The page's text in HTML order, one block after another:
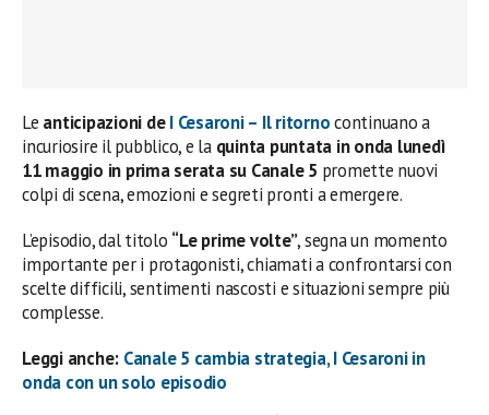
Le anticipazioni deI Cesaroni – Il ritornocontinuano a
incuriosire il pubblico, e la quinta puntata in onda lunedì
11 maggio in prima serata su Canale 5 promette nuovi
colpi di scena, emozioni e segreti pronti a emergere.
L’episodio, dal titolo “Le prime volte”, segna un momento
importante per i protagonisti, chiamati a confrontarsi con
scelte difficili, sentimenti nascosti e situazioni sempre più
complesse.
Leggi anche: Canale 5 cambia strategia, I Cesaroni in
onda con un solo episodio